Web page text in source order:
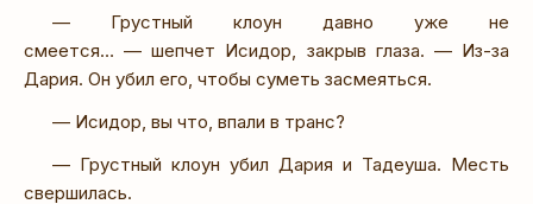
— Грустный клоун давно уже не
смеется… — шепчет Исидор, закрыв глаза. — Из-за
Дария. Он убил его, чтобы суметь засмеяться.
— Исидор, вы что, впали в транс?
— Грустный клоун убил Дария и Тадеуша. Месть
свершилась.